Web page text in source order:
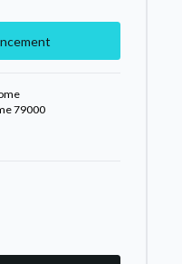
79000